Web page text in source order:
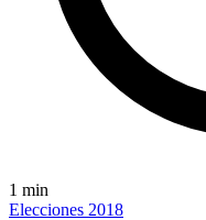
1 min
Elecciones 2018